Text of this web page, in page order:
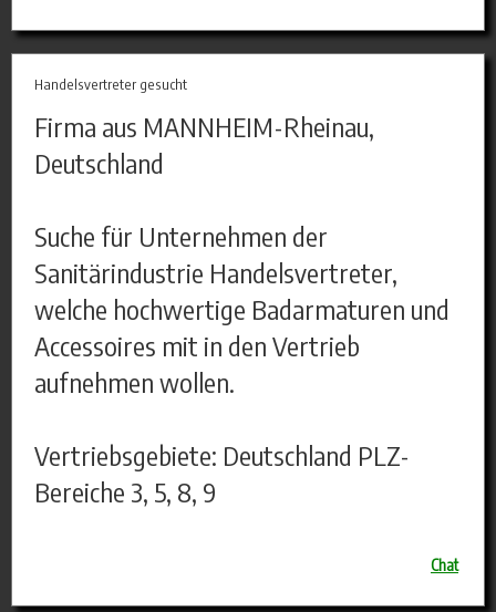
Handelsvertreter gesucht
Firma aus MANNHEIM-Rheinau,
Deutschland
Suche für Unternehmen der
Sanitärindustrie Handelsvertreter,
welche hochwertige Badarmaturen und
Accessoires mit in den Vertrieb
aufnehmen wollen.
Vertriebsgebiete: Deutschland PLZ-
Bereiche 3, 5, 8, 9
Chat